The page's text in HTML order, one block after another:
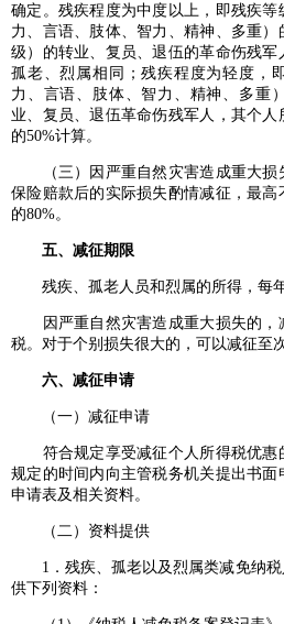
确定。残疾程度为中度以上，即残疾
力、言语、肢体、智力、精神、多重
级）的转业、复员、退伍的革命伤残
孤老、烈属相同；残疾程度为轻度，
力、言语、肢体、智力、精神、多重
业、复员、退伍革命伤残军人，其个
的50%计算。
（三）因严重自然灾害造成重大损
保险赔款后的实际损失酌情减征，最
的80%。
五、减征期限
残疾、孤老人员和烈属的所得，每年
因严重自然灾害造成重大损失的，
税。对于个别损失很大的，可以减征至次
六、减征申请
（一）减征申请
符合规定享受减征个人所得税优惠
规定的时间内向主管税务机关提出书
申请表及相关资料。
（二）资料提供
1．残疾、孤老以及烈属类减免纳税
供下列资料：